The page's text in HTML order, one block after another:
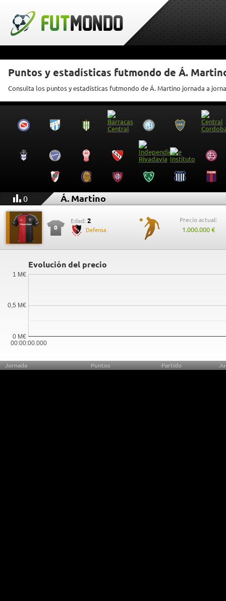
Puntos y estadísticas futmondo de Á.
Consulta los puntos y estadísticas futmondo de Á. Martino jornada a
0 Á. Martino
0
Edad: 2
Defensa
Precio actual:
1.000.000 €
Evolución del precio
00:00:00.000
0 M€
0,5 M€
1 M€
Jornada Puntos Partido